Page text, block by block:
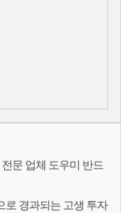
문 업체 도우미 반드
로 경과되는 고생 투자